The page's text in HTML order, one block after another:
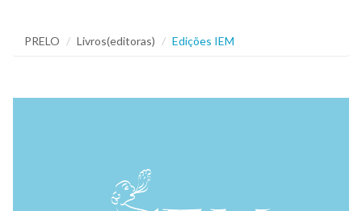
PRELO Livros(editoras) Edições IEM